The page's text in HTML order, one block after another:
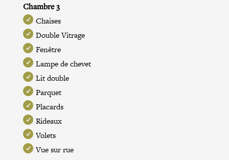
Chambre 3
Chaises
Double Vitrage
Fenêtre
Lampe de chevet
Lit double
Parquet
Placards
Rideaux
Volets
Vue sur rue